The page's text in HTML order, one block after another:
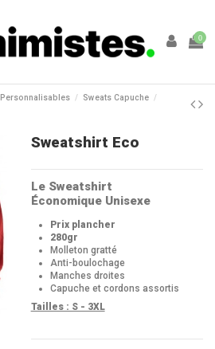
0
Sweats Capuche
Sweatshirt Eco
Le Sweatshirt
Économique Unisexe
Prix plancher
280gr
Molleton gratté
Anti-boulochage
Manches droites
Capuche et cordons assortis
Tailles : S - 3XL